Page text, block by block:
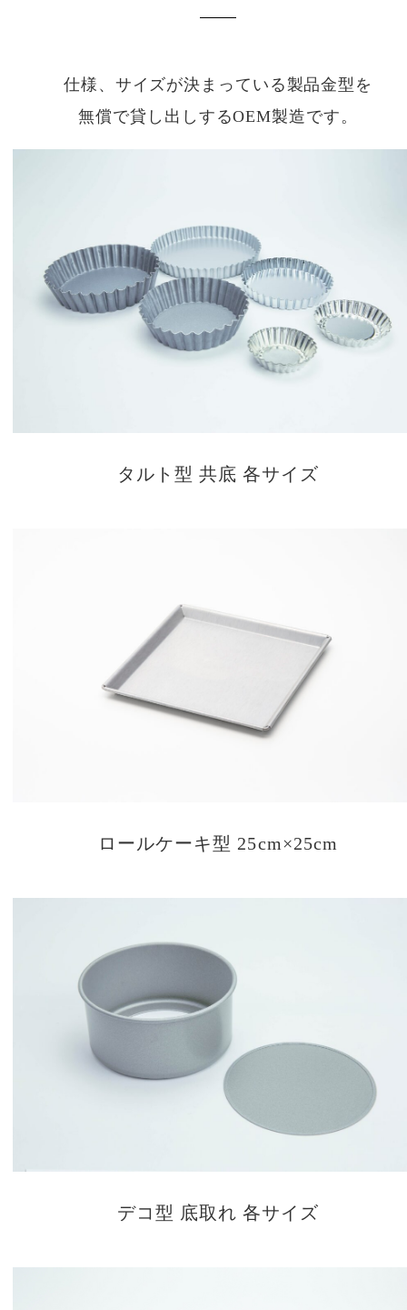
仕様、サイズが決まっている製品金型を
無償で貸し出しするOEM製造です。
タルト型 共底 各サイズ
ロールケーキ型 25cm×25cm
デコ型 底取れ 各サイズ